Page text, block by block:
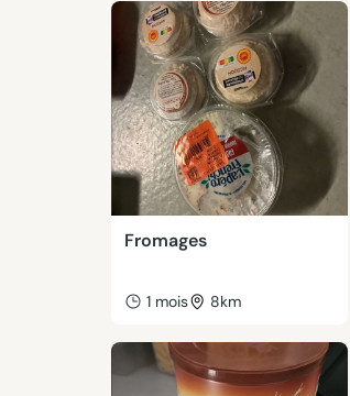
Fromages
1 mois 8km